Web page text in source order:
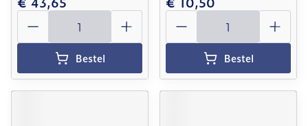
Aantal
Bestel
Aantal
Bestel